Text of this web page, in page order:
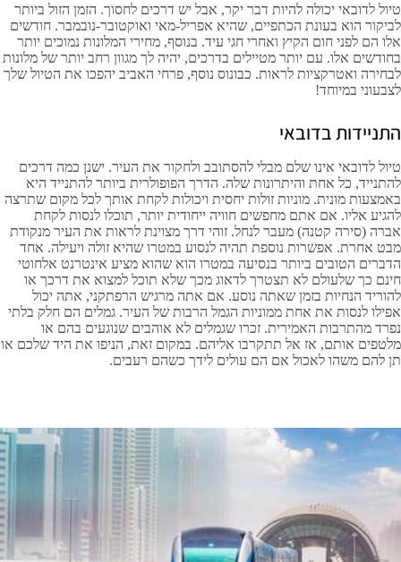
טיול לדובאי יכולה להיות דבר יקר, אבל יש דרכים לחסוך. הזמן הזול ביותר
לביקור הוא בעונת הכתפיים, שהיא אפריל-מאי ואוקטובר-נובמבר. חודשים
אלו הם לפני חום הקיץ ואחרי חגי עיד. בנוסף, מחירי המלונות נמוכים יותר
בחודשים אלו. עם יותר מטיילים בדרכים, יהיה לך מגוון רחב יותר של מלונות
לבחירה ואטרקציות לראות. כבונוס נוסף, פרחי האביב יהפכו את הטיול שלך
לצבעוני במיוחד!
התניידות בדובאי
טיול לדובאי אינו שלם מבלי להסתובב ולחקור את העיר. ישנן כמה דרכים
להתנייד, כל אחת והיתרונות שלה. הדרך הפופולרית ביותר להתנייד היא
באמצעות מונית. מוניות זולות יחסית ויכולות לקחת אותך לכל מקום שתרצה
להגיע אליו. אם אתם מחפשים חוויה ייחודית יותר, תוכלו לנסות לקחת
אברה (סירה קטנה) מעבר לנחל. זוהי דרך מצוינת לראות את העיר מנקודת
מבט אחרת. אפשרות נוספת תהיה לנסוע במטרו שהיא זולה ויעילה. אחד
הדברים הטובים ביותר בנסיעה במטרו הוא שהוא מציע אינטרנט אלחוטי
חינם כך שלעולם לא תצטרך לדאוג מכך שלא תוכל למצוא את דרכך או
להוריד הנחיות בזמן שאתה נוסע. אם אתה מרגיש הרפתקני, אתה יכול
אפילו לנסות את אחת ממוניות הגמל הרבות של העיר. גמלים הם חלק בלתי
נפרד מהתרבות האמירית. זכרו שגמלים לא אוהבים שנוגעים בהם או
מלטפים אותם, אז אל תתקרבו אליהם. במקום זאת, הניפו את היד שלכם או
תן להם משהו לאכול אם הם עולים לידך כשהם רעבים.